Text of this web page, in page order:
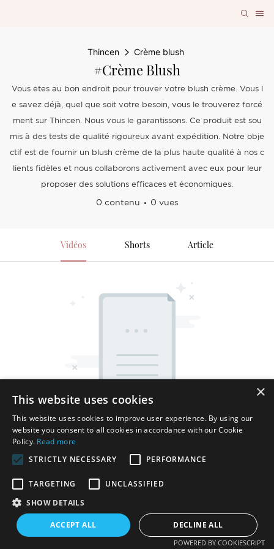
Thincen Crème blush
#Crème Blush
Vous êtes au bon endroit pour trouver votre blush crème. Vous l
e savez déjà, quel que soit votre besoin, vous le trouverez forcé
ment sur Thincen. Nous vous le garantissons. Ce produit est sou
mis à des tests de qualité rigoureux avant expédition. Notre obje
ctif est de fournir un blush crème de la plus haute qualité à nos c
lients fidèles et nous collaborons activement avec eux pour leur
proposer des solutions efficaces et économiques.
0 contenu 0 vues
Vidéos Shorts Article
Copyright © 2026 Shenzhen Thincen Technology Co., Ltd. -
www.thincen.com |
×
This website uses cookies
This website uses cookies to improve user experience. By using our
website you consent to all cookies in accordance with our Cookie
Policy. Read more
STRICTLY NECESSARY
PERFORMANCE
TARGETING
UNCLASSIFIED
SHOW DETAILS
ACCEPT ALL DECLINE ALL
POWERED BY COOKIESCRIPT